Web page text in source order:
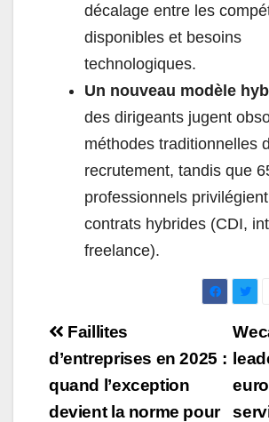
décalage entre les
disponibles et besoins
technologiques.
Un nouveau modèle
des dirigeants jugent
méthodes traditionnelles
recrutement, tandis que
professionnels
contrats hybrides (CDI,
freelance).
Navigation
de
l’article
Faillites
d’entreprises en 2025 :
quand l’exception
devient la norme pour